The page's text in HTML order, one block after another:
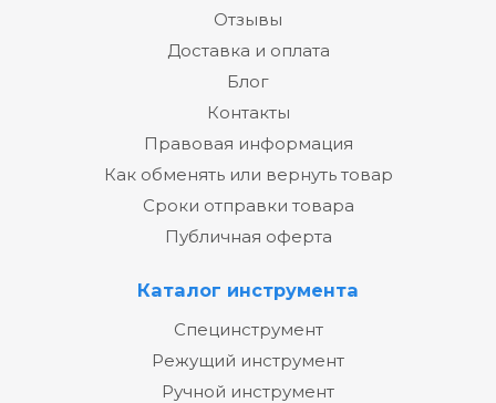
Отзывы
Доставка и оплата
Блог
Контакты
Правовая информация
Как обменять или вернуть товар
Сроки отправки товара
Публичная оферта
Каталог инструмента
Специнструмент
Режущий инструмент
Ручной инструмент